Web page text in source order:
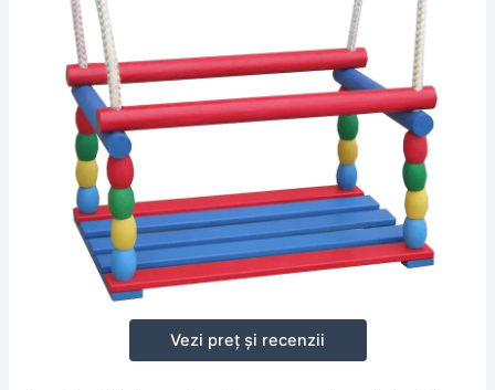
Vezi preț și recenzii